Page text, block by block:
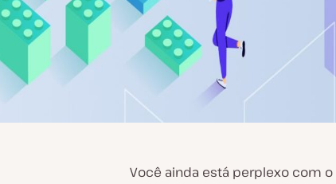
Você ainda está perplexo com o